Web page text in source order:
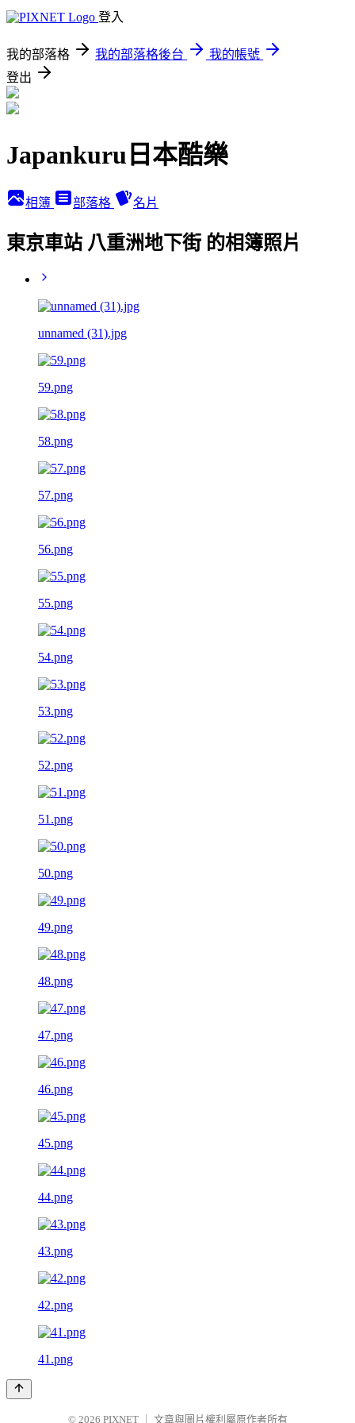
登入
我的部落格 我的部落格後台
我的帳號
登出
Japankuru日本酷樂
相簿 部落格 名片
東京車站 八重洲地下街 的相簿照片
unnamed (31).jpg
59.png
58.png
57.png
56.png
55.png
54.png
53.png
52.png
51.png
50.png
49.png
48.png
47.png
46.png
45.png
44.png
43.png
42.png
41.png
© 2026 PIXNET 文章與圖片權利屬原作者所有